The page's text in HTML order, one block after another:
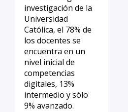
investigación de la
Universidad
Católica, el 78% de
los docentes se
encuentra en un
nivel inicial de
competencias
digitales, 13%
intermedio y sólo
9% avanzado.